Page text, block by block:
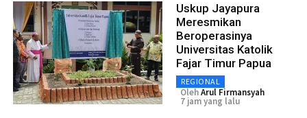
Uskup Jayapura
Meresmikan
Beroperasinya
Universitas Katolik
Fajar Timur Papua
REGIONAL
OlehArul Firmansyah
7 jam yang lalu